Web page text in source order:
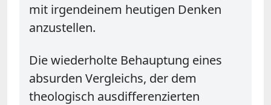
mit irgendeinem heutigen Denken
anzustellen.
Die wiederholte Behauptung eines
absurden Vergleichs, der dem
theologisch ausdifferenzierten